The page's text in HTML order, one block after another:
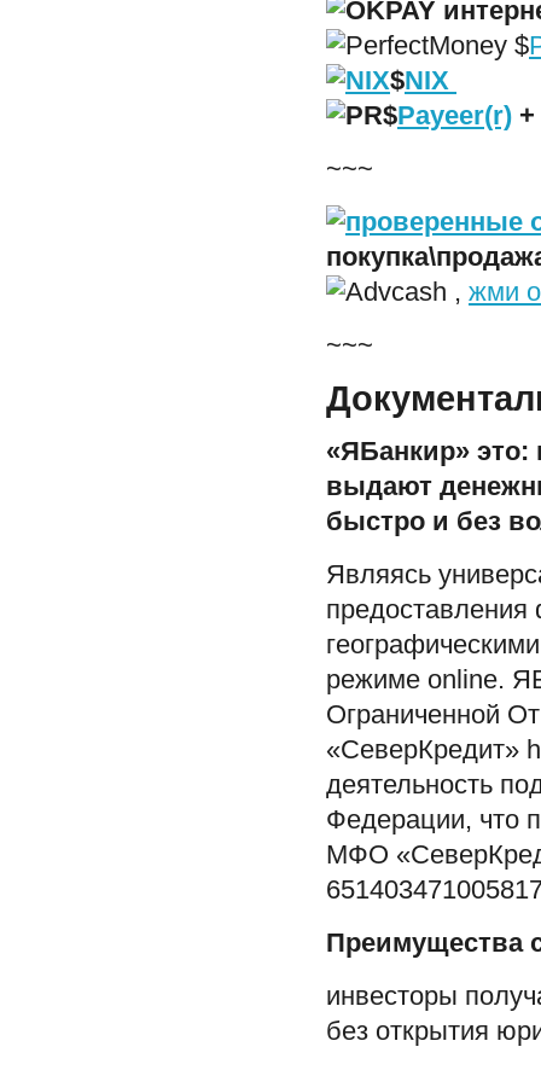
$
$NIX
$Payeer(r) +
~~~
, жми
~~~
«ЯБанкир» это:
выдают
быстро и без
Являясь
режиме online. Я
Ограниченной
«СеверКредит»
деятельность
Федерации, что
МФО
Преимущества
инвесторы
без открытия